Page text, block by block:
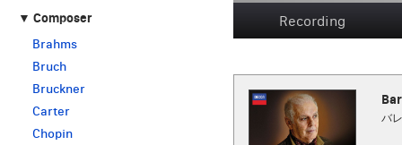
▼ Composer
Brahms
Bruch
Bruckner
Carter
Chopin
Recording
バ